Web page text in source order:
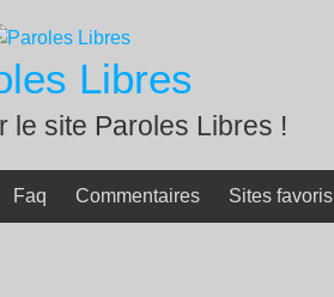
Libres
le site Paroles Libres !
Faq Commentaires Sites favoris